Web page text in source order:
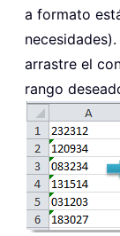
a formato
arrastre el
rango